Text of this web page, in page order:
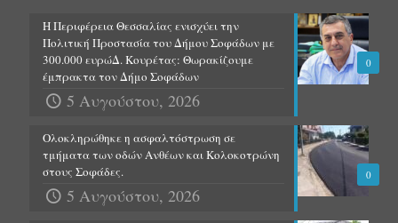
0
Η Περιφέρεια Θεσσαλίας ενισχύει την
Πολιτική Προστασία του Δήμου Σοφάδων με
300.000 ευρώΔ. Κουρέτας: Θωρακίζουμε
έμπρακτα τον Δήμο Σοφάδων
5 Αυγούστου, 2026
0
Ολοκληρώθηκε η ασφαλτόστρωση σε
τμήματα των οδών Ανθέων και Κολοκοτρώνη
στους Σοφάδες.
5 Αυγούστου, 2026